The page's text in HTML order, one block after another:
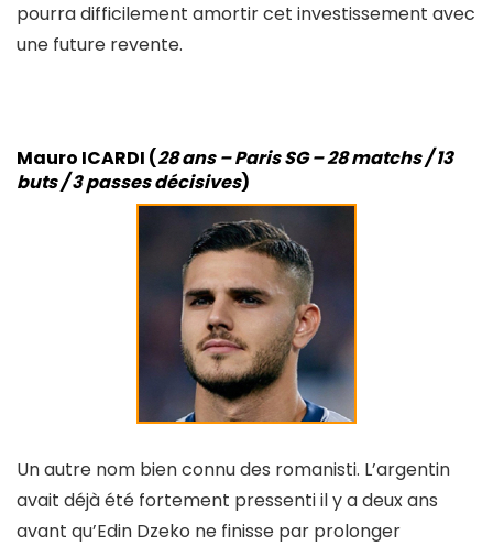
pourra difficilement amortir cet investissement avec
une future revente.
Mauro ICARDI (28 ans – Paris SG – 28 matchs / 13
buts / 3 passes décisives)
Un autre nom bien connu des romanisti. L’argentin
avait déjà été fortement pressenti il y a deux ans
avant qu’Edin Dzeko ne finisse par prolonger